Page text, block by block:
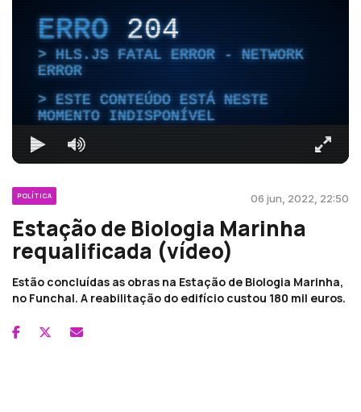
ERRO204
HLS.JS FATAL ERROR - NETWORK
ERROR
ESTE CONTEÚDO ESTÁ NESTE
MOMENTO INDISPONÍVEL
POLÍTICA 06 jun, 2022, 22:50
Estação de Biologia Marinha
requalificada (vídeo)
Estão concluídas as obras na Estação de Biologia Marinha,
no Funchal. A reabilitação do edifício custou 180 mil euros.